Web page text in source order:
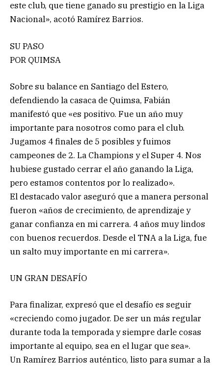
este club, que tiene ganado su prestigio en la Liga
Nacional», acotó Ramírez Barrios.
SU PASO
POR QUIMSA
Sobre su balance en Santiago del Estero,
defendiendo la casaca de Quimsa, Fabián
manifestó que «es positivo. Fue un año muy
importante para nosotros como para el club.
Jugamos 4 finales de 5 posibles y fuimos
campeones de 2. La Champions y el Super 4. Nos
hubiese gustado cerrar el año ganando la Liga,
pero estamos contentos por lo realizado».
El destacado valor aseguró que a manera personal
fueron «años de crecimiento, de aprendizaje y
ganar confianza en mi carrera. 4 años muy lindos
con buenos recuerdos. Desde el TNA a la Liga, fue
un salto muy importante en mi carrera».
UN GRAN DESAFÍO
Para finalizar, expresó que el desafío es seguir
«creciendo como jugador. De ser un más regular
durante toda la temporada y siempre darle cosas
importante al equipo, sea en el lugar que sea».
Un Ramírez Barrios auténtico, listo para sumar a la